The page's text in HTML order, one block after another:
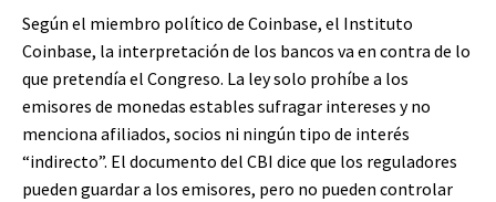
Según el miembro político de Coinbase, el Instituto
Coinbase, la interpretación de los bancos va en contra de lo
que pretendía el Congreso. La ley solo prohíbe a los
emisores de monedas estables sufragar intereses y no
menciona afiliados, socios ni ningún tipo de interés
“indirecto”. El documento del CBI dice que los reguladores
pueden guardar a los emisores, pero no pueden controlar